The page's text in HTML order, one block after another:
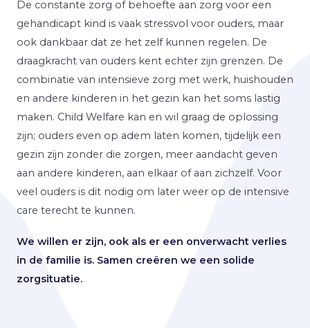
De constante zorg of behoefte aan zorg voor een
gehandicapt kind is vaak stressvol voor ouders, maar
ook dankbaar dat ze het zelf kunnen regelen. De
draagkracht van ouders kent echter zijn grenzen. De
combinatie van intensieve zorg met werk, huishouden
en andere kinderen in het gezin kan het soms lastig
maken. Child Welfare kan en wil graag de oplossing
zijn; ouders even op adem laten komen, tijdelijk een
gezin zijn zonder die zorgen, meer aandacht geven
aan andere kinderen, aan elkaar of aan zichzelf. Voor
veel ouders is dit nodig om later weer op de intensive
care terecht te kunnen.
We willen er zijn, ook als er een onverwacht verlies
in de familie is. Samen creëren we een solide
zorgsituatie.